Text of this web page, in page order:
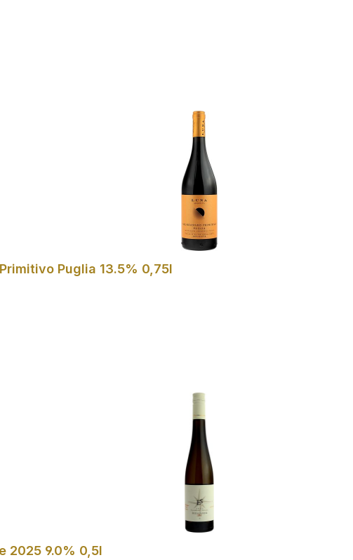
In den Warenkorb
Puglia 13.5% 0,75l
In den Warenkorb
2025 9.0% 0,5l